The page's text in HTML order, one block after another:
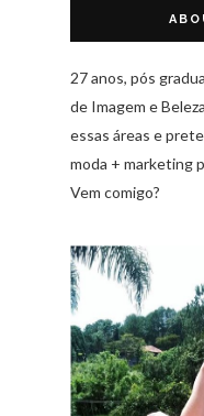
27 anos, pós
de Imagem e
essas áreas e
moda + marketing
Vem comigo?